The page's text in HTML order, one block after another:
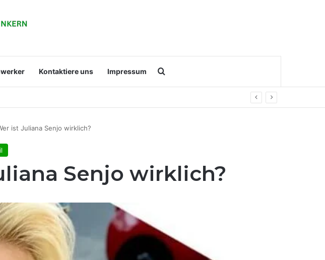
Kontaktiere uns Impressum Search for
ist Juliana Senjo wirklich?
Senjo wirklich?